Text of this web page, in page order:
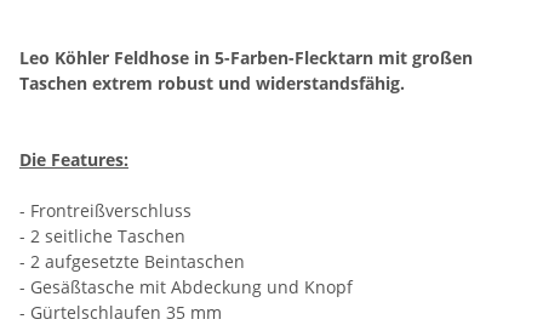
Leo Köhler Feldhose in 5-Farben-Flecktarn mit großen
Taschen extrem robust und widerstandsfähig.
Die Features:
- Frontreißverschluss
- 2 seitliche Taschen
- 2 aufgesetzte Beintaschen
- Gesäßtasche mit Abdeckung und Knopf
- Gürtelschlaufen 35 mm